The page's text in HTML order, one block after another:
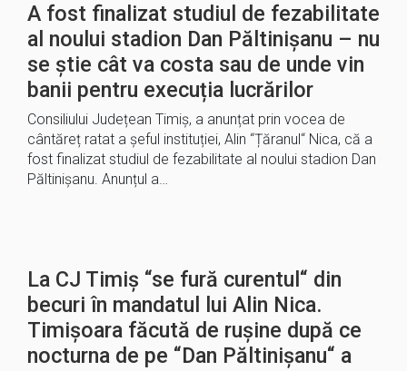
A fost finalizat studiul de fezabilitate
al noului stadion Dan Păltinișanu – nu
se știe cât va costa sau de unde vin
banii pentru execuția lucrărilor
Consiliului Județean Timiș, a anunțat prin vocea de
cântăreț ratat a șeful instituției, Alin “Țăranul“ Nica, că a
fost finalizat studiul de fezabilitate al noului stadion Dan
Păltinișanu. Anunțul a…
La CJ Timiș “se fură curentul“ din
becuri în mandatul lui Alin Nica.
Timișoara făcută de rușine după ce
nocturna de pe “Dan Păltinișanu“ a